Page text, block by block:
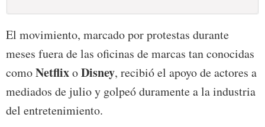
El movimiento, marcado por protestas durante
meses fuera de las oficinas de marcas tan conocidas
comoNetflixoDisney, recibió el apoyo de actores a
mediados de julio y golpeó duramente a la industria
del entretenimiento.